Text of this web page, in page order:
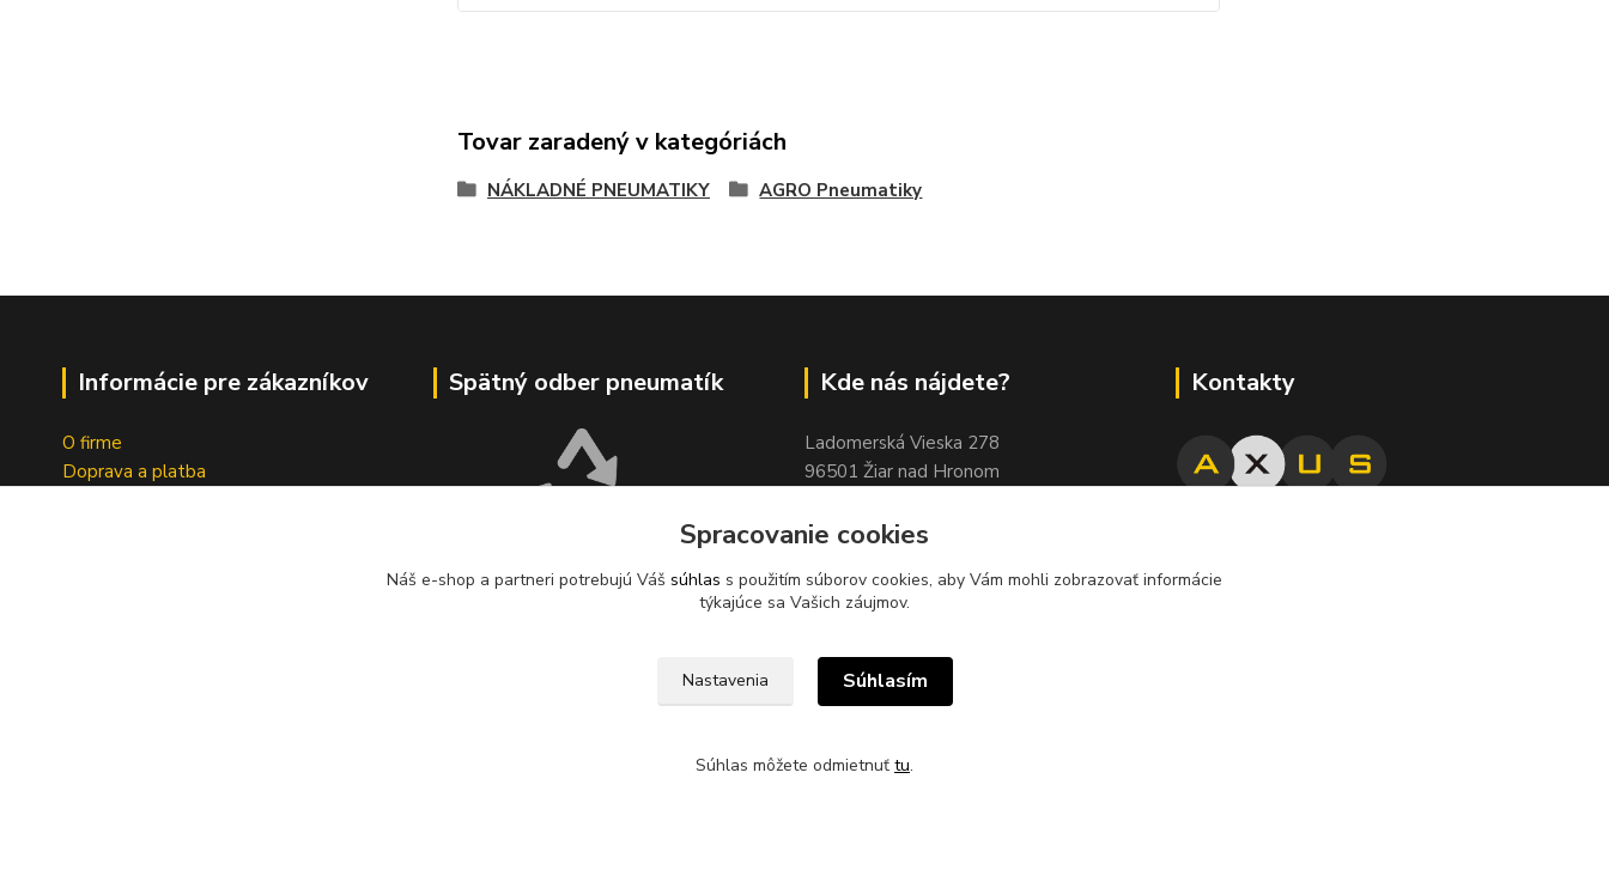
Tovar zaradený v kategóriách
NÁKLADNÉ PNEUMATIKY AGRO Pneumatiky
Informácie pre zákazníkov
O firme
Doprava a platba
Spätný odber pneumatík
Spoločnosť AXUS, s.r.o. zabezpečuje
bezplatný spätný zber odpadových
Geromettova 78, 96621 Lovča.
Kde nás nájdete?
Ladomerská Vieska 278
96501 Žiar nad Hronom
Sklad 500m od odbočky z hlavnej
cesty pri motoreste Ladomer medzi
stavebninami Garaj a COOP Jednota
Kontakty
Spracovanie cookies
Náš e-shop a partneri potrebujú Váš súhlas s použitím súborov cookies, aby Vám mohli zobrazovať informácie
týkajúce sa Vašich záujmov.
Nastavenia Súhlasím
Súhlas môžete odmietnuť tu.